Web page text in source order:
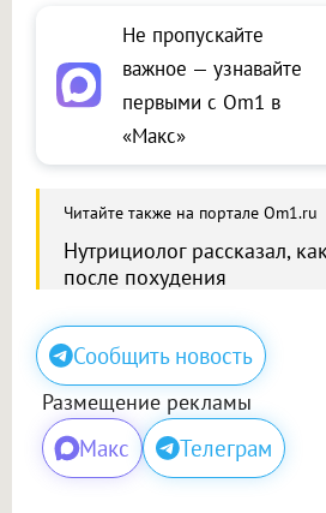
Не пропускайте
важное — узнавайте
первыми с Om1 в
«Макс»
Читайте также на портале Om1.ru
Нутрициолог рассказал,
после похудения
Сообщить новость
Размещение рекламы
Макс Телеграм